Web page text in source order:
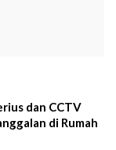
dan CCTV
di Rumah